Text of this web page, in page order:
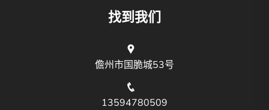
找到我们
儋州市国脆城53号
13594780509